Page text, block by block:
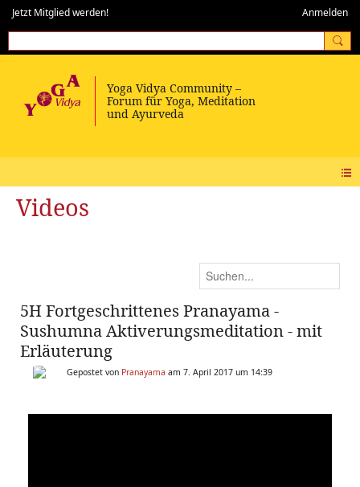
Jetzt Mitglied werden! Anmelden
Videos
5H Fortgeschrittenes Pranayama -
Sushumna Aktiverungsmeditation - mit
Erläuterung
Gepostet von Pranayama am 7. April 2017 um 14:39